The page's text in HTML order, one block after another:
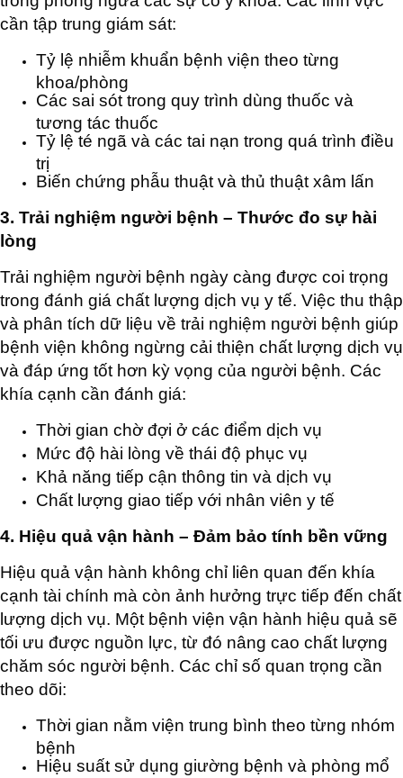
cần tập trung giám sát:
Tỷ lệ nhiễm khuẩn bệnh viện theo từng
khoa/phòng
Các sai sót trong quy trình dùng thuốc và
tương tác thuốc
Tỷ lệ té ngã và các tai nạn trong quá trình điều
trị
Biến chứng phẫu thuật và thủ thuật xâm lấn
3. Trải nghiệm người bệnh – Thước đo sự hài
lòng
Trải nghiệm người bệnh ngày càng được coi trọng
trong đánh giá chất lượng dịch vụ y tế. Việc thu thập
và phân tích dữ liệu về trải nghiệm người bệnh giúp
bệnh viện không ngừng cải thiện chất lượng dịch vụ
và đáp ứng tốt hơn kỳ vọng của người bệnh. Các
khía cạnh cần đánh giá:
Thời gian chờ đợi ở các điểm dịch vụ
Mức độ hài lòng về thái độ phục vụ
Khả năng tiếp cận thông tin và dịch vụ
Chất lượng giao tiếp với nhân viên y tế
4. Hiệu quả vận hành – Đảm bảo tính bền vững
Hiệu quả vận hành không chỉ liên quan đến khía
cạnh tài chính mà còn ảnh hưởng trực tiếp đến chất
lượng dịch vụ. Một bệnh viện vận hành hiệu quả sẽ
tối ưu được nguồn lực, từ đó nâng cao chất lượng
chăm sóc người bệnh. Các chỉ số quan trọng cần
theo dõi:
Thời gian nằm viện trung bình theo từng nhóm
bệnh
Hiệu suất sử dụng giường bệnh và phòng mổ